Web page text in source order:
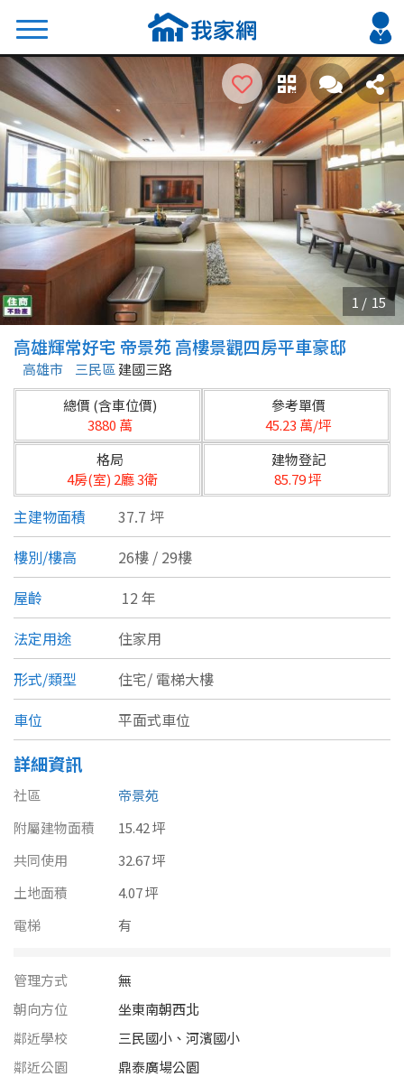
搜尋
熱門關鍵字
2026 台北降價好屋限量釋出
2026 新北降價好屋限量釋出
2026 台中降價好屋限量釋出
2026 台南降價好屋限量釋出
2026 高雄降價好屋限量釋出
縣市
不限
台北市
基隆市
新北市
宜蘭縣
桃園市
新竹市
新竹縣
苗栗縣
台中市
雲林縣
嘉義市
嘉義縣
台南市
高雄市
區域
類型(可複選)
公寓
別墅 透天厝
農舍 辦公
坪數
不拘
60~70 坪
80坪以上
~
高雄輝常好宅 帝景苑 高樓景觀四房平車豪邸
高雄市 三民區 建國三路
總價 (含車位價)
3880 萬
參考單價
45.23 萬/坪
格局
4房(室) 2廳 3衛
建物登記
85.79 坪
主建物面積
37.7 坪
樓別/樓高
26樓 / 29樓
屋齡
12 年
法定用途
住家用
形式/類型
住宅/ 電梯大樓
車位
平面式車位
詳細資訊
社區
帝景苑
附屬建物面積
15.42 坪
共同使用
32.67 坪
土地面積
4.07 坪
電梯
有
管理方式
無
朝向方位
坐東南朝西北
鄰近學校
三民國小、河濱國小
鄰近公園
鼎泰廣場公園